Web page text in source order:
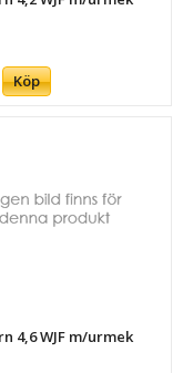
Köp
4,6 WJF m/urmek